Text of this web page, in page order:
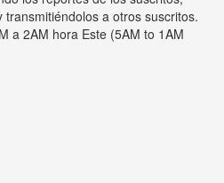
a otros suscritos.
a 2AM hora Este (5AM to 1AM